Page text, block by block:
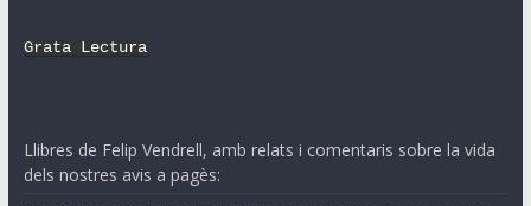
Grata Lectura
Llibres de Felip Vendrell, amb relats i comentaris sobre la vida
dels nostres avis a pagès: